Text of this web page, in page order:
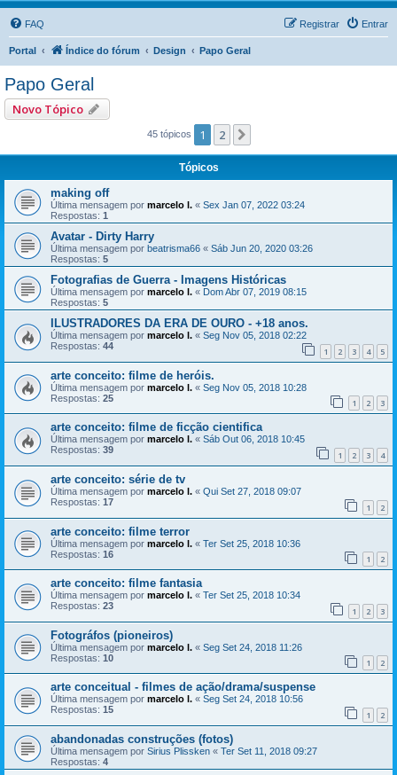
FAQ Entrar
Registrar
Portal Índice do fórum Design Papo Geral
Papo Geral
Novo Tópico
45 tópicos 1 2
Tópicos
making off
Última mensagem por marcelo l. « Sex Jan 07, 2022 03:24
Respostas: 1
Avatar - Dirty Harry
Última mensagem por beatrisma66 « Sáb Jun 20, 2020 03:26
Respostas: 5
Fotografias de Guerra - Imagens Históricas
Última mensagem por marcelo l. « Dom Abr 07, 2019 08:15
Respostas: 5
ILUSTRADORES DA ERA DE OURO - +18 anos.
Última mensagem por marcelo l. « Seg Nov 05, 2018 02:22
Respostas: 44 1 2 3 4 5
arte conceito: filme de heróis.
Última mensagem por marcelo l. « Seg Nov 05, 2018 10:28
Respostas: 25 1 2 3
arte conceito: filme de ficção cientifica
Última mensagem por marcelo l. « Sáb Out 06, 2018 10:45
Respostas: 39 1 2 3 4
arte conceito: série de tv
Última mensagem por marcelo l. « Qui Set 27, 2018 09:07
Respostas: 17 1 2
arte conceito: filme terror
Última mensagem por marcelo l. « Ter Set 25, 2018 10:36
Respostas: 16 1 2
arte conceito: filme fantasia
Última mensagem por marcelo l. « Ter Set 25, 2018 10:34
Respostas: 23 1 2 3
Fotográfos (pioneiros)
Última mensagem por marcelo l. « Seg Set 24, 2018 11:26
Respostas: 10 1 2
arte conceitual - filmes de ação/drama/suspense
Última mensagem por marcelo l. « Seg Set 24, 2018 10:56
Respostas: 15 1 2
abandonadas construções (fotos)
Última mensagem por Sirius Plissken « Ter Set 11, 2018 09:27
Respostas: 4